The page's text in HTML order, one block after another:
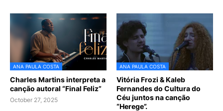
ANA PAULA COSTA
Charles Martins interpreta a
canção autoral “Final Feliz”
October 27, 2025
ANA PAULA COSTA
Vitória Frozi & Kaleb
Fernandes do Cultura do
Céu juntos na canção
“Herege”.